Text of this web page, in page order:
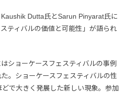
Dutta氏とSarun Pinyarat氏に
ティバルの価値と可能性」が語られ
ショーケースフェスティバルの事例
。ショーケースフェスティバルの性
で大きく発展した新しい現象。参加